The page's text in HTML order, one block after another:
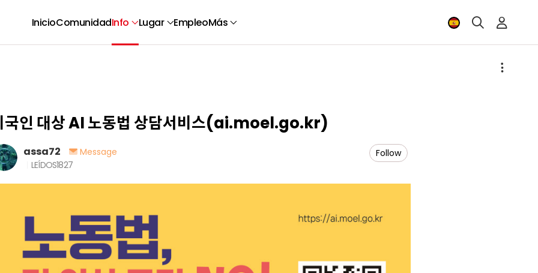
InicioComunidadInfo Lugar EmpleoMás
국인 대상 AI 노동법 상담서비스(ai.moel.go.kr)
assa72
Message
LEÍDOS1827
Follow